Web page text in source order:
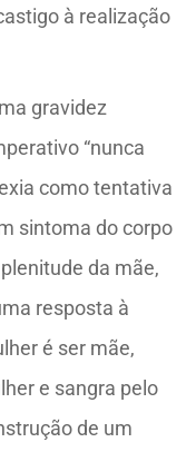
à realização
gravidez
“nunca
como tentativa
sintoma do corpo
da mãe,
resposta à
é ser mãe,
e sangra pelo
de um